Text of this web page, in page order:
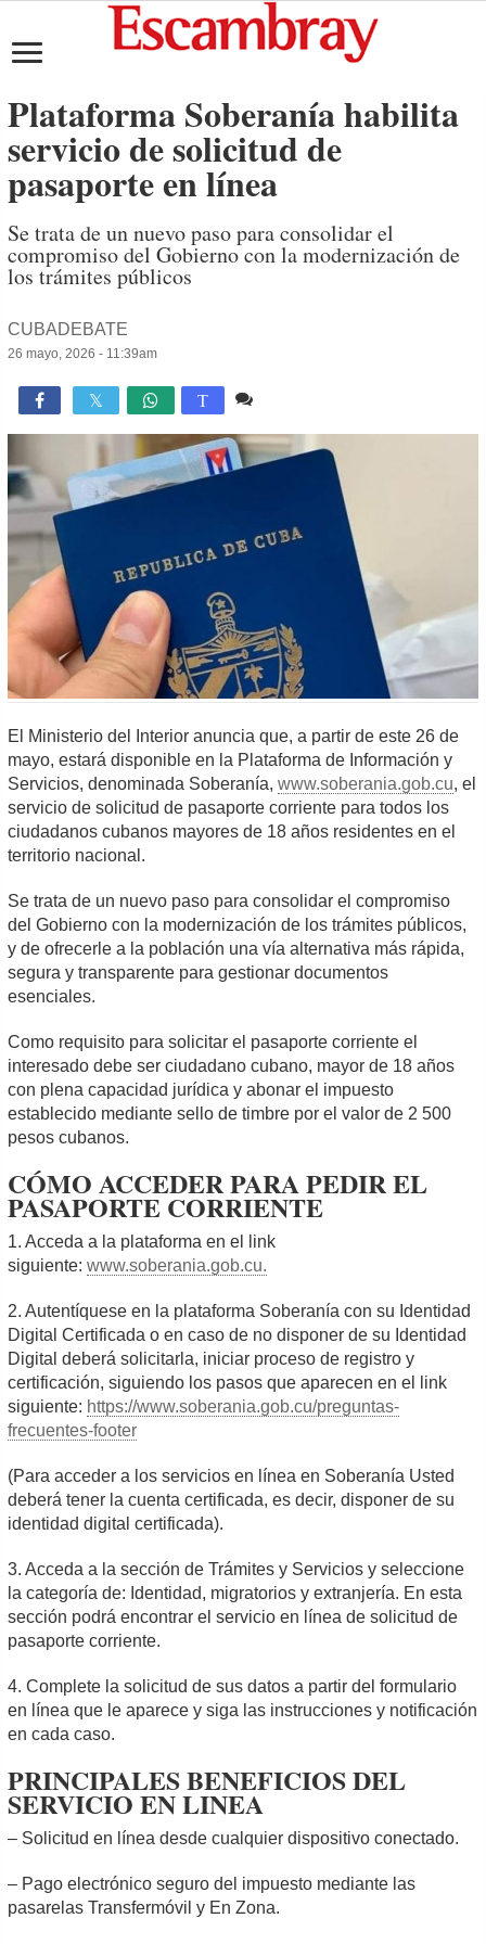
Plataforma Soberanía habilita
servicio de solicitud de
pasaporte en línea
Se trata de un nuevo paso para consolidar el
compromiso del Gobierno con la modernización de
los trámites públicos
CUBADEBATE
26 mayo, 2026 - 11:39am
 T
El Ministerio del Interior anuncia que, a partir de este 26 de
mayo, estará disponible en la Plataforma de Información y
Servicios, denominada Soberanía,www.soberania.gob.cu, el
servicio de solicitud de pasaporte corriente para todos los
ciudadanos cubanos mayores de 18 años residentes en el
territorio nacional.
Se trata de un nuevo paso para consolidar el compromiso
del Gobierno con la modernización de los trámites públicos,
y de ofrecerle a la población una vía alternativa más rápida,
segura y transparente para gestionar documentos
esenciales.
Como requisito para solicitar el pasaporte corriente el
interesado debe ser ciudadano cubano, mayor de 18 años
con plena capacidad jurídica y abonar el impuesto
establecido mediante sello de timbre por el valor de 2 500
pesos cubanos.
CÓMO ACCEDER PARA PEDIR EL
PASAPORTE CORRIENTE
1. Acceda a la plataforma en el link
siguiente:www.soberania.gob.cu.
2. Autentíquese en la plataforma Soberanía con su Identidad
Digital Certificada o en caso de no disponer de su Identidad
Digital deberá solicitarla, iniciar proceso de registro y
certificación, siguiendo los pasos que aparecen en el link
siguiente: https://www.soberania.gob.cu/preguntas-
frecuentes-footer
(Para acceder a los servicios en línea en Soberanía Usted
deberá tener la cuenta certificada, es decir, disponer de su
identidad digital certificada).
3. Acceda a la sección de Trámites y Servicios y seleccione
la categoría de: Identidad, migratorios y extranjería. En esta
sección podrá encontrar el servicio en línea de solicitud de
pasaporte corriente.
4. Complete la solicitud de sus datos a partir del formulario
en línea que le aparece y siga las instrucciones y notificación
en cada caso.
PRINCIPALES BENEFICIOS DEL
SERVICIO EN LINEA
– Solicitud en línea desde cualquier dispositivo conectado.
– Pago electrónico seguro del impuesto mediante las
pasarelas Transfermóvil y En Zona.